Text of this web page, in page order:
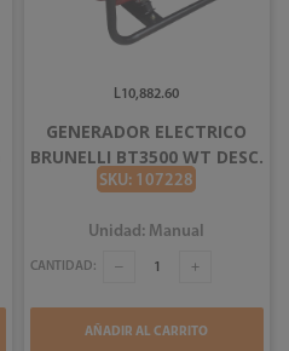
GENERADOR ELECTRICO
BRUNELLI BT3500 WT DESC.
SKU: 107228
L10,882.60
Unidad: Manual
CANTIDAD:
AÑADIR AL CARRITO